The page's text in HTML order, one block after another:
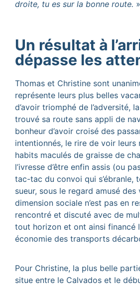
droite, tu es sur la bonne route. »
Un résultat à
dépasse les
Thomas et Christine sont
représente leurs plus belles
d’avoir triomphé de l’adversité,
trouvé sa route sans appli de
bonheur d’avoir croisé des
intentionnés, le rire de voir leurs
habits maculés de graisse de
l’ivresse d’être enfin assis (ou
tac-tac du convoi qui s’ébranle,
sueur, sous le regard amusé des
dimension sociale n’est pas en
rencontré et discuté avec de
tout horizon et ont ainsi financé
économie des transports
Pour Christine, la plus belle
situe entre le Calvados et le